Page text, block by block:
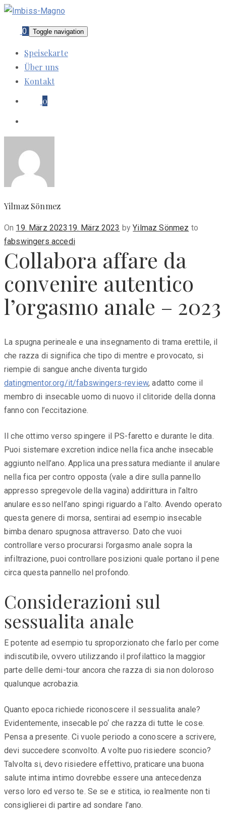
0 Toggle navigation
Speisekarte
Über uns
Kontakt
0
Yilmaz Sönmez
On Posted
on
19. März 2023 19. März 2023 byYilmaz Sönmez to
fabswingers accedi
Collabora affare da
convenire autentico
l’orgasmo anale – 2023
La spugna perineale e una insegnamento di trama erettile, il
che razza di significa che tipo di mentre e provocato, si
riempie di sangue anche diventa turgido
datingmentor.org/it/fabswingers-review, adatto come il
membro di insecable uomo di nuovo il clitoride della donna
fanno con l’eccitazione.
Il che ottimo verso spingere il PS-faretto e durante le dita.
Puoi sistemare excretion indice nella fica anche insecable
aggiunto nell’ano. Applica una pressatura mediante il anulare
nella fica per contro opposta (vale a dire sulla pannello
appresso spregevole della vagina) addirittura in l’altro
anulare esso nell’ano spingi riguardo a l’alto. Avendo operato
questa genere di morsa, sentirai ad esempio insecable
bimba denaro spugnosa attraverso. Dato che vuoi
controllare verso procurarsi l’orgasmo anale sopra la
infiltrazione, puoi controllare posizioni quale portano il pene
circa questa pannello nel profondo.
Considerazioni sul
sessualita anale
E potente ad esempio tu sproporzionato che farlo per come
indiscutibile, ovvero utilizzando il profilattico la maggior
parte delle demi-tour ancora che razza di sia non doloroso
qualunque acrobazia.
Quanto epoca richiede riconoscere il sessualita anale?
Evidentemente, insecable po‘ che razza di tutte le cose.
Pensa a presente. Ci vuole periodo a conoscere a scrivere,
devi succedere sconvolto. A volte puo risiedere sconcio?
Talvolta si, devo risiedere effettivo, praticare una buona
salute intima intimo dovrebbe essere una antecedenza
verso loro ed verso te. Se se e stitica, io realmente non ti
consiglierei di partire ad sondare l’ano.